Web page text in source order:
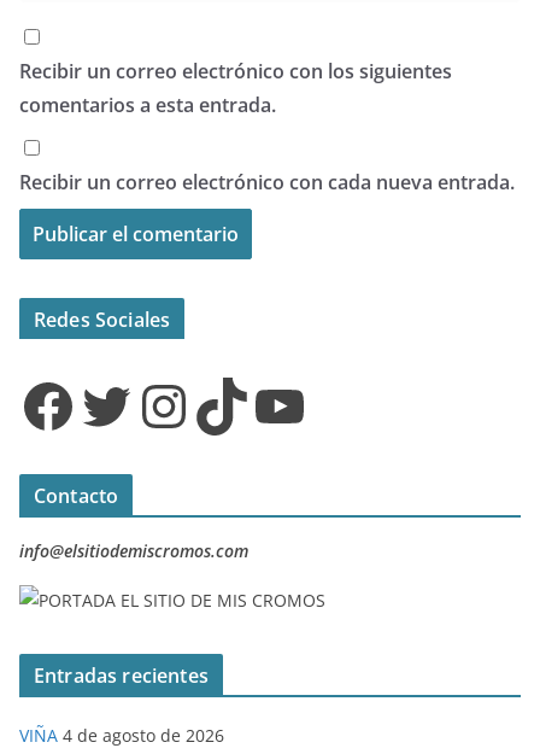
Recibir un correo electrónico con los siguientes
comentarios a esta entrada.
Recibir un correo electrónico con cada nueva entrada.
Redes Sociales
Facebook Twitter InstagramTikTok YouTube
Contacto
info@elsitiodemiscromos.com
Entradas recientes
VIÑA 4 de agosto de 2026